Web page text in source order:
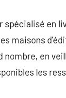
spécialisé en
maisons
nombre, en
les